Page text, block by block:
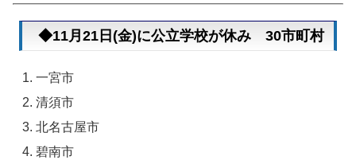
◆11月21日(金)に公立学校が休み 30市町村
一宮市
清須市
北名古屋市
碧南市